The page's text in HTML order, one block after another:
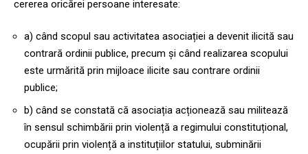
cererea oricărei persoane interesate:
a) când scopul sau activitatea asociației a devenit ilicită sau
contrară ordinii publice, precum și când realizarea scopului
este urmărită prin mijloace ilicite sau contrare ordinii
publice;
b) când se constată că asociația acționează sau militează
în sensul schimbării prin violență a regimului constituțional,
ocupării prin violență a instituțiilor statului, subminării